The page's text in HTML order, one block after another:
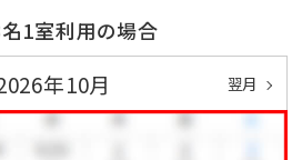
1泊あたり1,000円、上限3,000
円）
にご宿泊のお客様は駐車場無料
1室利用の場合
年10月 翌月